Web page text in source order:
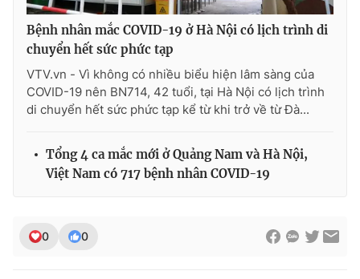
Bệnh nhân mắc COVID-19 ở Hà Nội có lịch trình di
chuyển hết sức phức tạp
VTV.vn - Vì không có nhiều biểu hiện lâm sàng của
COVID-19 nên BN714, 42 tuổi, tại Hà Nội có lịch trình
di chuyển hết sức phức tạp kể từ khi trở về từ Đà...
Tổng 4 ca mắc mới ở Quảng Nam và Hà Nội,
Việt Nam có 717 bệnh nhân COVID-19
0 0